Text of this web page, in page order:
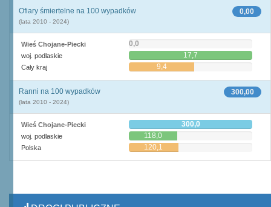
0,00
Ofiary śmiertelne na 100 wypadków
(lata 2010 - 2024)
Wieś Chojane-Piecki 0,0
woj. podlaskie 17,7
Cały kraj 9,4
300,00
Ranni na 100 wypadków
(lata 2010 - 2024)
Wieś Chojane-Piecki 300,0
woj. podlaskie 118,0
Polska 120,1